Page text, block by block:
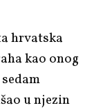
hrvatska
kao onog
u njezin